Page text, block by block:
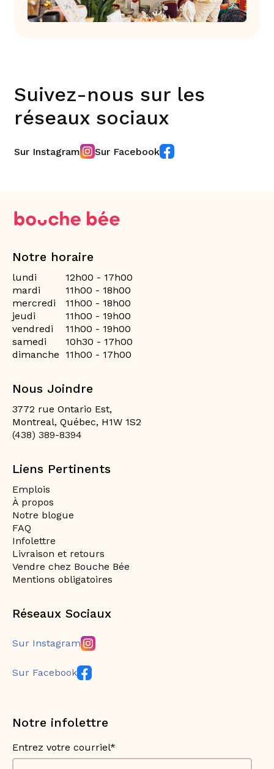
Suivez-nous sur les
réseaux sociaux
Sur Instagram Sur Facebook
Notre horaire
lundi
12h00 - 17h00
mardi
11h00 - 18h00
mercredi
11h00 - 18h00
jeudi
11h00 - 19h00
vendredi
11h00 - 19h00
samedi
10h30 - 17h00
dimanche
11h00 - 17h00
Nous Joindre
3772 rue Ontario Est,
Montreal, Québec, H1W 1S2
(438) 389-8394
Liens Pertinents
Emplois
À propos
Notre blogue
FAQ
Infolettre
Livraison et retours
Vendre chez Bouche Bée
Mentions obligatoires
Réseaux Sociaux
Sur Instagram
Sur Facebook
Notre infolettre
Entrez votre courriel*